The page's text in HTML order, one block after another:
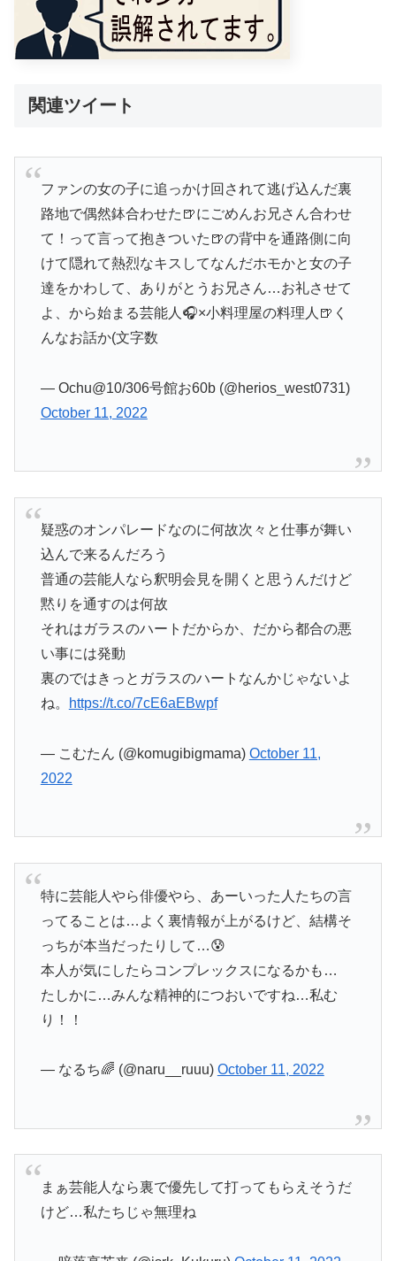
関連ツイート
ファンの女の子に追っかけ回されて逃げ込んだ裏
路地で偶然鉢合わせた🍺にごめんお兄さん合わせ
て！って言って抱きついた🍺の背中を通路側に向
けて隠れて熱烈なキスしてなんだホモかと女の子
達をかわして、ありがとうお兄さん…お礼させて
よ、から始まる芸能人🎧×小料理屋の料理人🍺く
んなお話か(文字数
— Ochu@10/306号館お60b (@herios_west0731)
October 11, 2022
疑惑のオンパレードなのに何故次々と仕事が舞い
込んで来るんだろう
普通の芸能人なら釈明会見を開くと思うんだけど
黙りを通すのは何故
それはガラスのハートだからか、だから都合の悪
い事には発動
裏のではきっとガラスのハートなんかじゃないよ
ね。
https://t.co/7cE6aEBwpf
— こむたん (@komugibigmama) October 11,
2022
特に芸能人やら俳優やら、あーいった人たちの言
ってることは…よく裏情報が上がるけど、結構そ
っちが本当だったりして…😰
本人が気にしたらコンプレックスになるかも…
たしかに…みんな精神的につおいですね…私む
り！！
— なるち🌈 (@naru__ruuu) October 11, 2022
まぁ芸能人なら裏で優先して打ってもらえそうだ
けど…私たちじゃ無理ね